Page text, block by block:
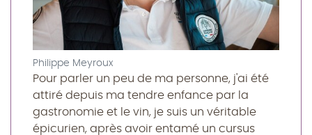
Philippe Meyroux
Pour parler un peu de ma personne, j'ai été
attiré depuis ma tendre enfance par la
gastronomie et le vin, je suis un véritable
épicurien, après avoir entamé un cursus